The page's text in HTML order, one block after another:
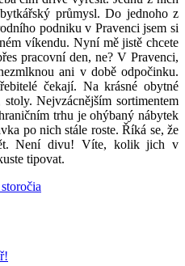
průmysl. Do jednoho z
podniku v Pravenci jsem si
víkendu. Nyní mě jistě chcete
pracovní den, ne? V Pravenci,
ani v době odpočinku.
čekají. Na krásné obytné
Nejvzácnějším sortimentem
trhu je ohýbaný nábytek
po nich stále roste. Říká se, že
Není divu! Víte, kolik jich v
tipovat.